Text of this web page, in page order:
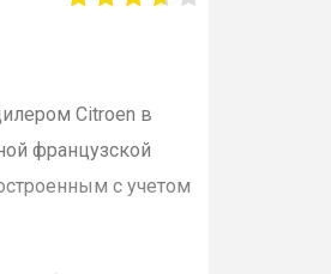
выбор и
Citroen в
французской
с учетом